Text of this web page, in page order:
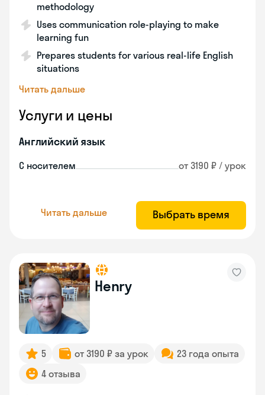
methodology
Uses communication role-playing to make
learning fun
Prepares students for various real-life English
situations
Читать дальше
Услуги и цены
Английский язык
С носителем от 3190 ₽ / урок
Читать дальше Выбрать время
Henry
5 от 3190 ₽ за урок
23 года опыта
4 отзыва